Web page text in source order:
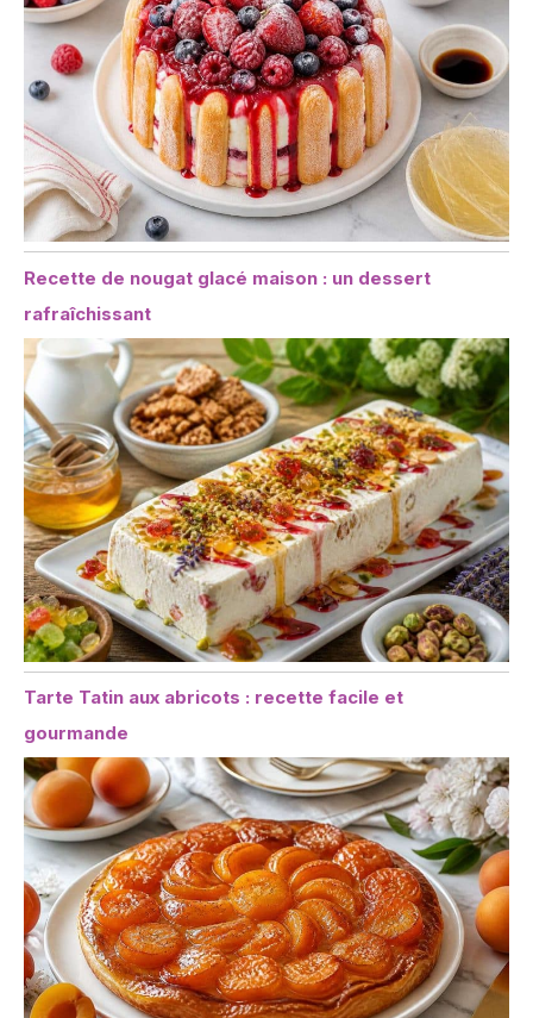
Recette de nougat glacé maison : un dessert
rafraîchissant
Tarte Tatin aux abricots : recette facile et
gourmande